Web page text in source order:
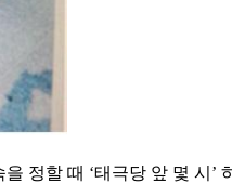
정할 때 ‘태극당 앞 몇 시’